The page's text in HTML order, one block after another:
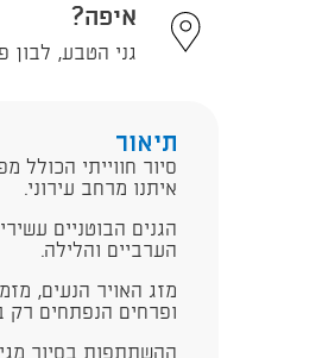
איפה?
גני הטבע, לבון פנחס 16, תל
תיאור
סיור חווייתי הכולל
איתנו מרחב עירוני.
הגנים הבוטניים
הערביים והלילה.
מזג האויר הנעים,
ופרחים הנפתחים רק
ההשתתפות בסיור מגיל 5 ויש לרכוש כרטיס גם